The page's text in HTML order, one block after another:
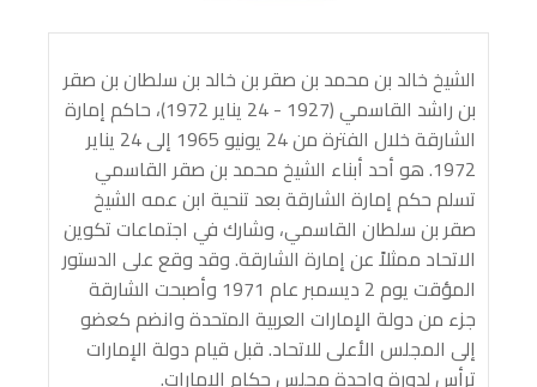
الشيخ خالد بن محمد بن صقر بن خالد بن سلطان بن صقر
بن راشد القاسمي (1927 - 24 يناير 1972)، حاكم إمارة
الشارقة خلال الفترة من 24 يونيو 1965 إلى 24 يناير
1972. هو أحد أبناء الشيخ محمد بن صقر القاسمي
تسلم حكم إمارة الشارقة بعد تنحية ابن عمه الشيخ
صقر بن سلطان القاسمي، وشارك في اجتماعات تكوين
الاتحاد ممثلاً عن إمارة الشارقة. وقد وقع على الدستور
المؤقت يوم 2 ديسمبر عام 1971 وأصبحت الشارقة
جزء من دولة الإمارات العربية المتحدة وانضم كعضو
إلى المجلس الأعلى للاتحاد. قبل قيام دولة الإمارات
ترأس لدورة واحدة مجلس حكام الإمارات.